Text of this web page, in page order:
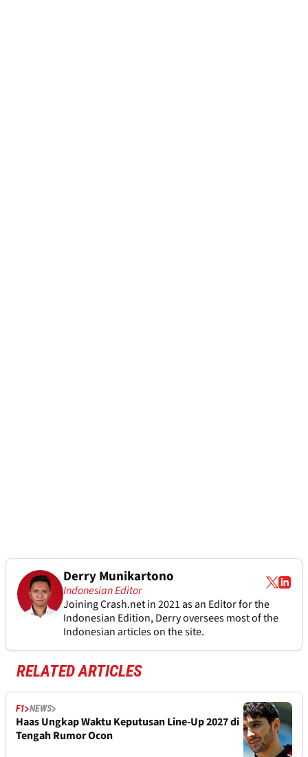
Derry Munikartono
Indonesian Editor
Joining Crash.net in 2021 as an Editor for the
Indonesian Edition, Derry oversees most of the
Indonesian articles on the site.
RELATED ARTICLES
F1 NEWS
Haas Ungkap Waktu Keputusan Line-Up 2027 di
Tengah Rumor Ocon